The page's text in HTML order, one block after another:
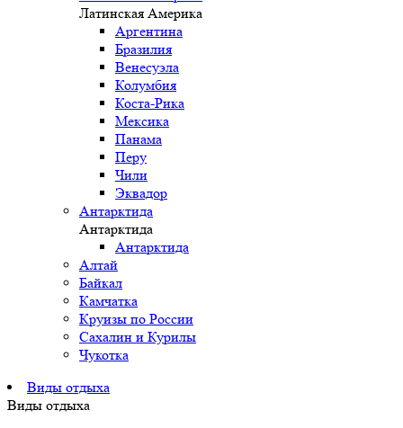
Латинская Америка
Аргентина
Бразилия
Венесуэла
Колумбия
Коста-Рика
Мексика
Панама
Перу
Чили
Эквадор
Антарктида
Антарктида
Антарктида
Алтай
Байкал
Камчатка
Круизы по России
Сахалин и Курилы
Чукотка
Виды отдыха
Виды отдыха